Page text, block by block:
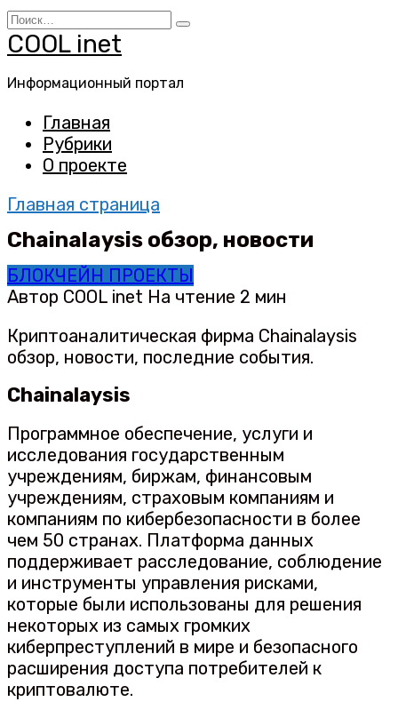
Перейти
к
содержанию
Search
for:
COOL inet
Информационный портал
Главная
Рубрики
О проекте
Главная страница
Chainalaysis обзор, новости
БЛОКЧЕЙН ПРОЕКТЫ
Автор COOL inet На чтение 2 мин
Криптоаналитическая фирма Chainalaysis
обзор, новости, последние события.
Chainalaysis
Программное обеспечение, услуги и
исследования государственным
учреждениям, биржам, финансовым
учреждениям, страховым компаниям и
компаниям по кибербезопасности в более
чем 50 странах. Платформа данных
поддерживает расследование, соблюдение
и инструменты управления рисками,
которые были использованы для решения
некоторых из самых громких
киберпреступлений в мире и безопасного
расширения доступа потребителей к
криптовалюте.